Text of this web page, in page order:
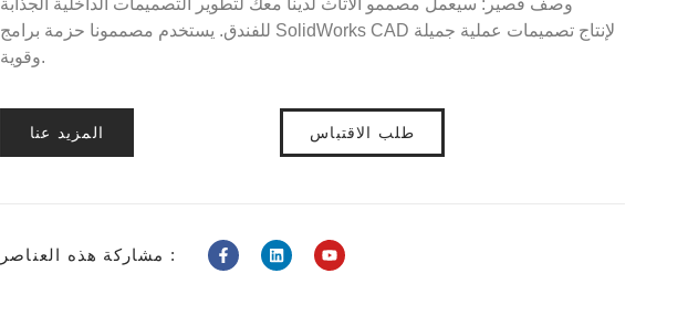
وصف قصير: سيعمل مصممو الأثاث لدينا معك لتطوير التصميمات الداخلية الجذابة
للفندق. يستخدم مصممونا حزمة برامج SolidWorks CAD لإنتاج تصميمات عملية جميلة
وقوية.
المزيد عنا طلب الاقتباس
مشاركة هذه العناصر :